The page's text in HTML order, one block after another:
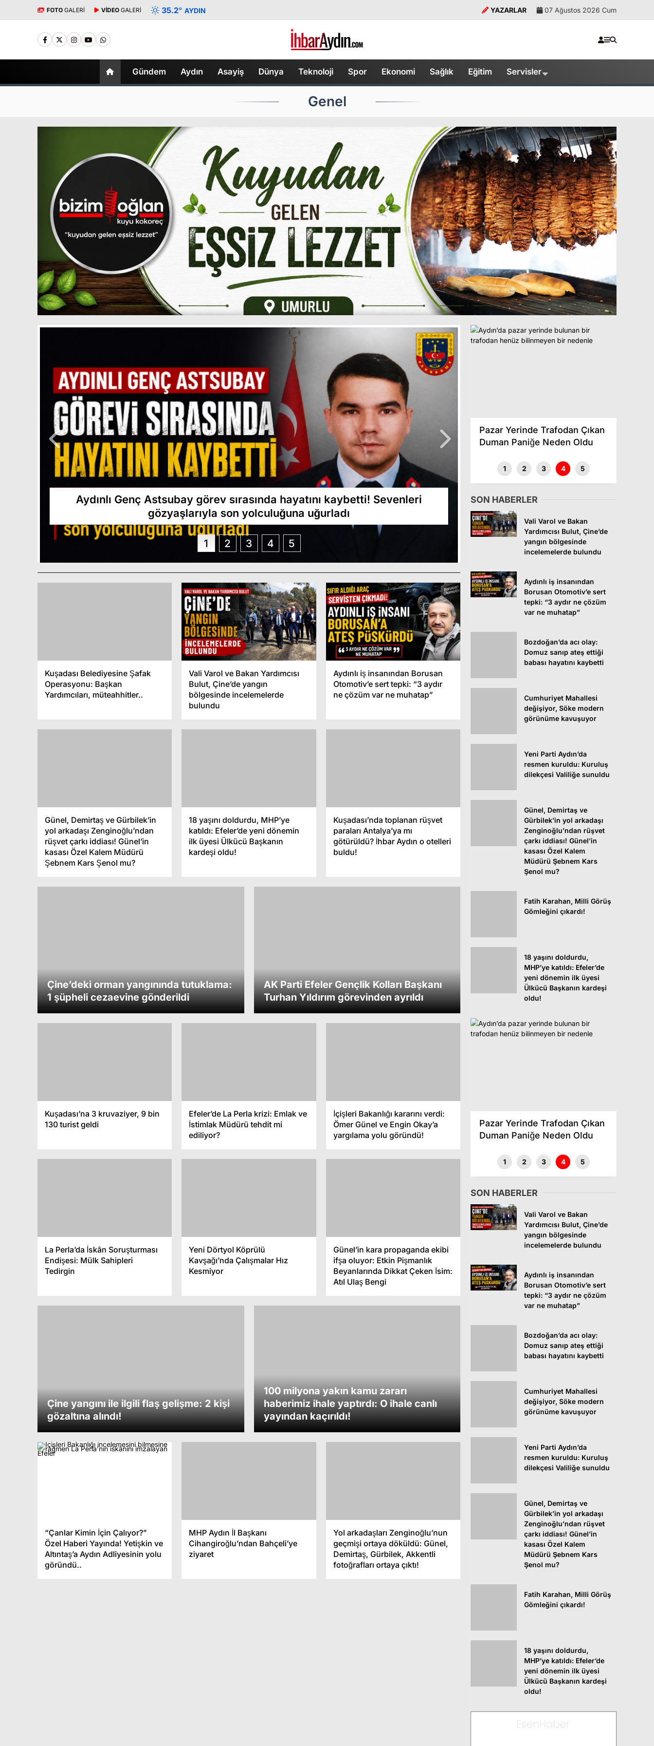
FOTO GALERİ VİDEO GALERİ 35.2° AYDIN YAZARLAR 07 Ağustos 2026 Cum
Gündem Aydın Asayiş Dünya Teknoloji Spor Ekonomi Sağlık Eğitim Servisler
Genel
Aydınlı Genç Astsubay görev sırasında hayatını kaybetti! Sevenleri
gözyaşlarıyla son yolculuğuna uğurladı
Çerçioğlu’na kumpas kuran
Şafak ve troller
1 2 3 4 5
Kuşadası Belediyesine Şafak
Operasyonu: Başkan
Yardımcıları, müteahhitler..
Vali Varol ve Bakan Yardımcısı
Bulut, Çine’de yangın
bölgesinde incelemelerde
bulundu
Aydınlı iş insanından Borusan
Otomotiv’e sert tepki: “3 aydır
ne çözüm var ne muhatap”
Günel, Demirtaş ve Gürbilek’in
yol arkadaşı Zenginoğlu’ndan
rüşvet çarkı iddiası! Günel’in
kasası Özel Kalem Müdürü
Şebnem Kars Şenol mu?
18 yaşını doldurdu, MHP’ye
katıldı: Efeler’de yeni dönemin
ilk üyesi Ülkücü Başkanın
kardeşi oldu!
Kuşadası’nda toplanan rüşvet
paraları Antalya’ya mı
götürüldü? İhbar Aydın o otelleri
buldu!
Çine’deki orman yangınında tutuklama:
1 şüpheli cezaevine gönderildi
AK Parti Efeler Gençlik Kolları Başkanı
Turhan Yıldırım görevinden ayrıldı
Kuşadası’na 3 kruvaziyer, 9 bin
130 turist geldi
Efeler’de La Perla krizi: Emlak ve
İstimlak Müdürü tehdit mi
ediliyor?
İçişleri Bakanlığı kararını verdi:
Ömer Günel ve Engin Okay’a
yargılama yolu göründü!
La Perla’da İskân Soruşturması
Endişesi: Mülk Sahipleri
Tedirgin
Yeni Dörtyol Köprülü
Kavşağı’nda Çalışmalar Hız
Kesmiyor
Günel’in kara propaganda ekibi
ifşa oluyor: Etkin Pişmanlık
Beyanlarında Dikkat Çeken İsim:
Atıl Ulaş Bengi
Çine yangını ile ilgili flaş gelişme: 2 kişi
gözaltına alındı!
100 milyona yakın kamu zararı
haberimiz ihale yaptırdı: O ihale canlı
yayından kaçırıldı!
“Çanlar Kimin İçin Çalıyor?”
Özel Haberi Yayında! Yetişkin ve
Altıntaş’a Aydın Adliyesinin yolu
göründü..
MHP Aydın İl Başkanı
Cihangiroğlu’ndan Bahçeli’ye
ziyaret
Yol arkadaşları Zenginoğlu’nun
geçmişi ortaya döküldü: Günel,
Demirtaş, Gürbilek, Akkentli
fotoğrafları ortaya çıktı!
Sinemada indirim günleri
Söke’de Akdeniz Meyve
Sineği Denetimleri ve Çiftçi
Toplantısı
Didim’de Kaçak Elektronik
Sigara ve Tütün Ticareti
Operasyonu
Pazar Yerinde Trafodan Çıkan
Duman Paniğe Neden Oldu
1 2 3 4 5
SON HABERLER
Vali Varol ve Bakan
Yardımcısı Bulut, Çine’de
yangın bölgesinde
incelemelerde bulundu
Aydınlı iş insanından
Borusan Otomotiv’e sert
tepki: “3 aydır ne çözüm
var ne muhatap”
Bozdoğan’da acı olay:
Domuz sanıp ateş ettiği
babası hayatını kaybetti
Cumhuriyet Mahallesi
değişiyor, Söke modern
görünüme kavuşuyor
Yeni Parti Aydın’da
resmen kuruldu: Kuruluş
dilekçesi Valiliğe sunuldu
Günel, Demirtaş ve
Gürbilek’in yol arkadaşı
Zenginoğlu’ndan rüşvet
çarkı iddiası! Günel’in
kasası Özel Kalem
Müdürü Şebnem Kars
Şenol mu?
Fatih Karahan, Milli Görüş
Gömleğini çıkardı!
18 yaşını doldurdu,
MHP’ye katıldı: Efeler’de
yeni dönemin ilk üyesi
Ülkücü Başkanın kardeşi
oldu!
Söke’de Akdeniz Meyve
Sineği Denetimleri ve Çiftçi
Toplantısı
Didim’de Kaçak Elektronik
Sigara ve Tütün Ticareti
Operasyonu
Pazar Yerinde Trafodan Çıkan
Duman Paniğe Neden Oldu
1 2 3 4 5
SON HABERLER
Vali Varol ve Bakan
Yardımcısı Bulut, Çine’de
yangın bölgesinde
incelemelerde bulundu
Aydınlı iş insanından
Borusan Otomotiv’e sert
tepki: “3 aydır ne çözüm
var ne muhatap”
Bozdoğan’da acı olay:
Domuz sanıp ateş ettiği
babası hayatını kaybetti
Cumhuriyet Mahallesi
değişiyor, Söke modern
görünüme kavuşuyor
Yeni Parti Aydın’da
resmen kuruldu: Kuruluş
dilekçesi Valiliğe sunuldu
Günel, Demirtaş ve
Gürbilek’in yol arkadaşı
Zenginoğlu’ndan rüşvet
çarkı iddiası! Günel’in
kasası Özel Kalem
Müdürü Şebnem Kars
Şenol mu?
Fatih Karahan, Milli Görüş
Gömleğini çıkardı!
18 yaşını doldurdu,
MHP’ye katıldı: Efeler’de
yeni dönemin ilk üyesi
Ülkücü Başkanın kardeşi
oldu!